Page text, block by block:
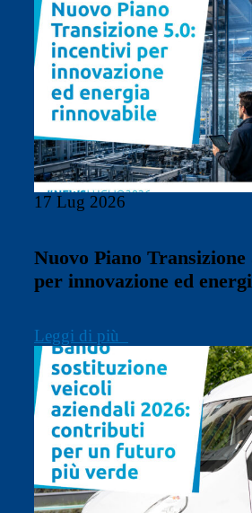
17 Lug 2026
Nuovo Piano
per innovazione ed
Leggi di più